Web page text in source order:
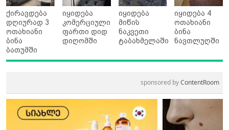
ქირავდება
დღიურად 3
ოთახიანი
ბინა
ბათუმში
იყიდება
კომერციული
ფართი დიდ
დიღომში
იყიდება
მიწის
ნაკვეთი
ტაბახმელაში
იყიდება 4
ოთახიანი
ბინა
ნავთლუღში
sponsored byContentRoom